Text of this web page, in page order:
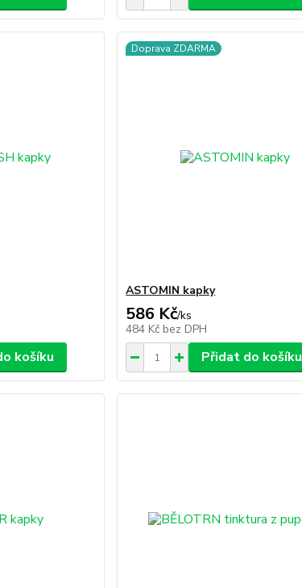
košíku
Doprava ZDARMA
ASTOMIN kapky
586 Kč/ks
484 Kč bez DPH
Přidat do košíku